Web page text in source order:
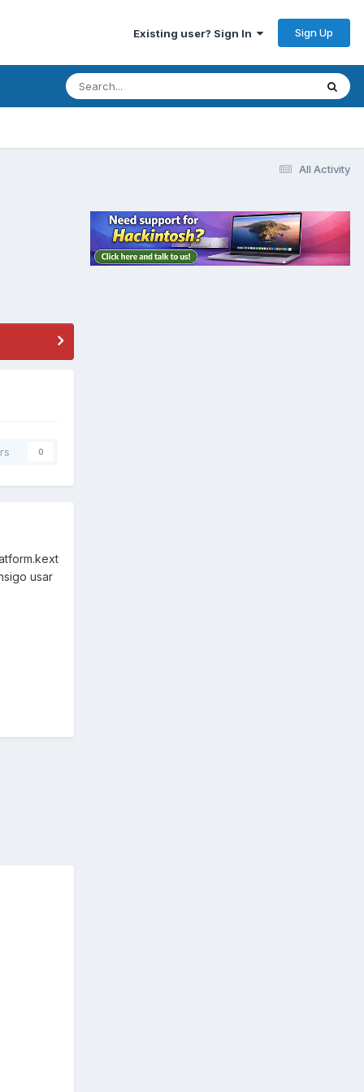
Existing user? Sign In Sign Up
All Activity
0
usar